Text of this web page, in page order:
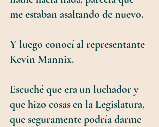
me estaban asaltando de nuevo.
Y luego conocí al representante
Kevin Mannix.
Escuché que era un luchador y
que hizo cosas en la Legislatura,
que seguramente podría darme